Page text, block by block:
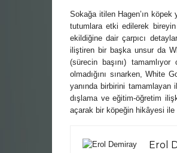
Sokağa itilen Hagen’ın
tutumlara etki edilerek bireyin
ekildiğine dair çarpıcı
iliştiren bir başka unsur da
(sürecin başını)
olmadığını sınarken, White
yanında birbirini tamamlayan
dışlama ve eğitim-öğretim
açarak bir köpeğin hikâyesi ile
Erol